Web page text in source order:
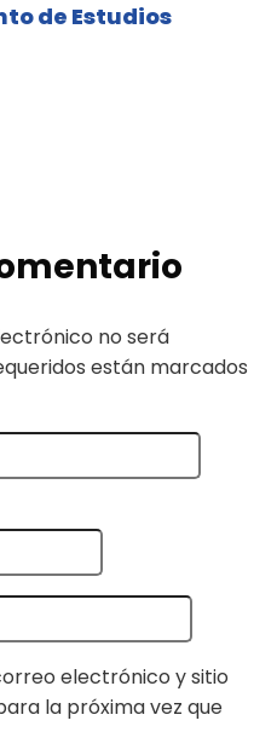
de Estudios
no será
están marcados
electrónico y sitio
la próxima vez que